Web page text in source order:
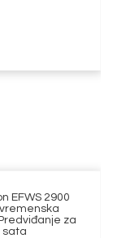
EFWS 2900
za
sata